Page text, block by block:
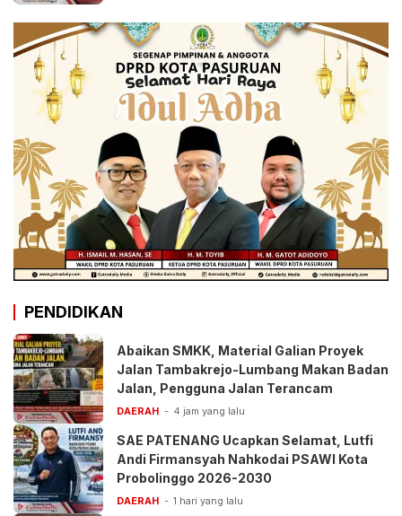
PENDIDIKAN
Abaikan SMKK, Material Galian Proyek
Jalan Tambakrejo-Lumbang Makan Badan
Jalan, Pengguna Jalan Terancam
DAERAH 4 jam yang lalu
SAE PATENANG Ucapkan Selamat, Lutfi
Andi Firmansyah Nahkodai PSAWI Kota
Probolinggo 2026-2030
DAERAH 1 hari yang lalu